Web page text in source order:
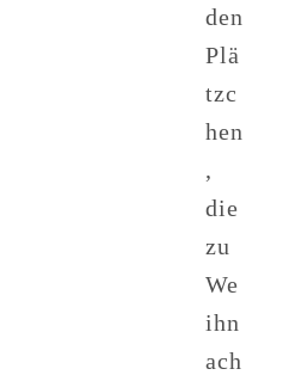
den
Plä
tzc
hen
,
die
zu
We
ihn
ach